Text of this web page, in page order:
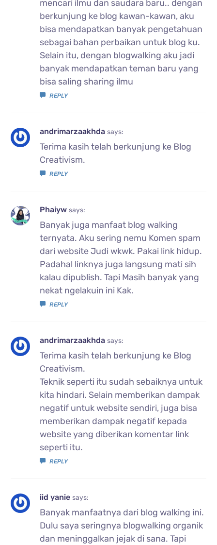
mencari ilmu dan saudara baru.. dengan
berkunjung ke blog kawan-kawan, aku
bisa mendapatkan banyak pengetahuan
sebagai bahan perbaikan untuk blog ku.
Selain itu, dengan blogwalking aku jadi
banyak mendapatkan teman baru yang
bisa saling sharing ilmu
REPLY
andrimarzaakhdasays:
Terima kasih telah berkunjung ke Blog
Creativism.
REPLY
Phaiywsays:
Banyak juga manfaat blog walking
ternyata. Aku sering nemu Komen spam
dari website Judi wkwk. Pakai link hidup.
Padahal linknya juga langsung mati sih
kalau dipublish. Tapi Masih banyak yang
nekat ngelakuin ini Kak.
REPLY
andrimarzaakhdasays:
Terima kasih telah berkunjung ke Blog
Creativism.
Teknik seperti itu sudah sebaiknya untuk
kita hindari. Selain memberikan dampak
negatif untuk website sendiri, juga bisa
memberikan dampak negatif kepada
website yang diberikan komentar link
seperti itu.
REPLY
iid yaniesays:
Banyak manfaatnya dari blog walking ini.
Dulu saya seringnya blogwalking organik
dan meninggalkan jejak di sana. Tapi